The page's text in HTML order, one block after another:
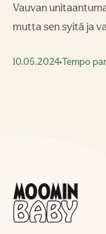
Vauvan
mutta sen syitä ja
10.05.2024 Tempo